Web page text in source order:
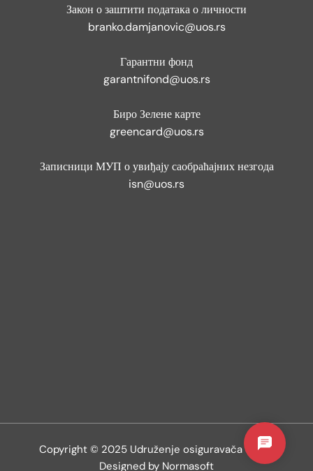
Закон о заштити података о личности
branko.damjanovic@uos.rs
Гарантни фонд
garantnifond@uos.rs
Биро Зелене карте
greencard@uos.rs
Записници МУП о увиђају саобраћајних незгода
isn@uos.rs
Copyright © 2025 Udruženje osiguravača Srbije
Designed by Normasoft